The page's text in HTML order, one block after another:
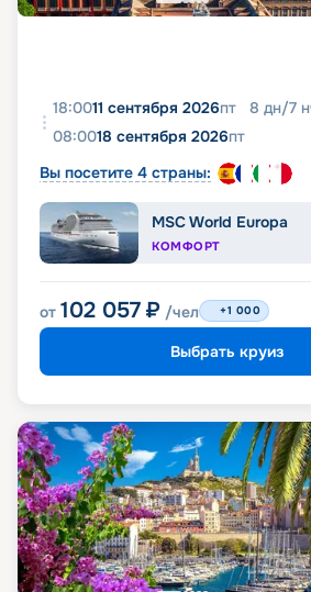
18:0011 сентября 2026пт 8 дн/7
08:0018 сентября 2026пт
Вы посетите 4 страны:
MSC World Europa
КОМФОРТ
от 102 057 ₽ /чел +1 000
Выбрать круиз